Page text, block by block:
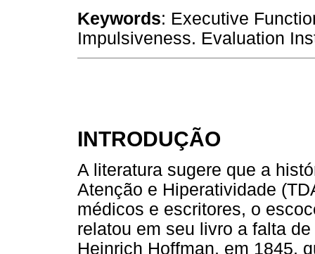
Keywords: Executive
Impulsiveness. Evaluation
INTRODUÇÃO
A literatura sugere que a
Atenção e Hiperatividade
médicos e escritores, o
relatou em seu livro a falta
Heinrich Hoffman, em 1845,